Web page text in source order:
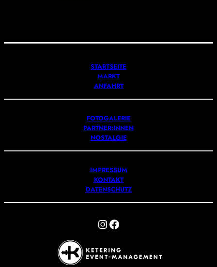
STARTSEITE
MARKT
ANFAHRT
FOTOGALERIE
PARTNER:INNEN
NOSTALGIE
IMPRESSUM
KONTAKT
DATENSCHUTZ
Instagram Facebook